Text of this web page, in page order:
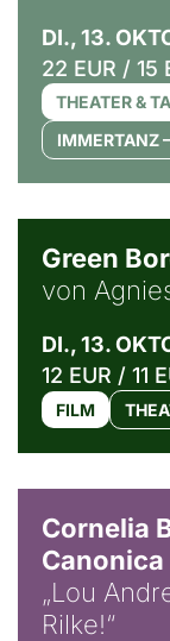
DI., 13.
22 EUR / 15
THEATER &
IMMERTANZ
Green
von
DI., 13.
12 EUR / 11
FILM
Cornelia
Canonica
„Lou
Rilke!“